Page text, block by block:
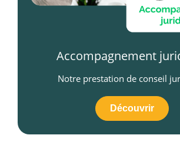
Accompagnement
Notre prestation de conseil
Découvrir